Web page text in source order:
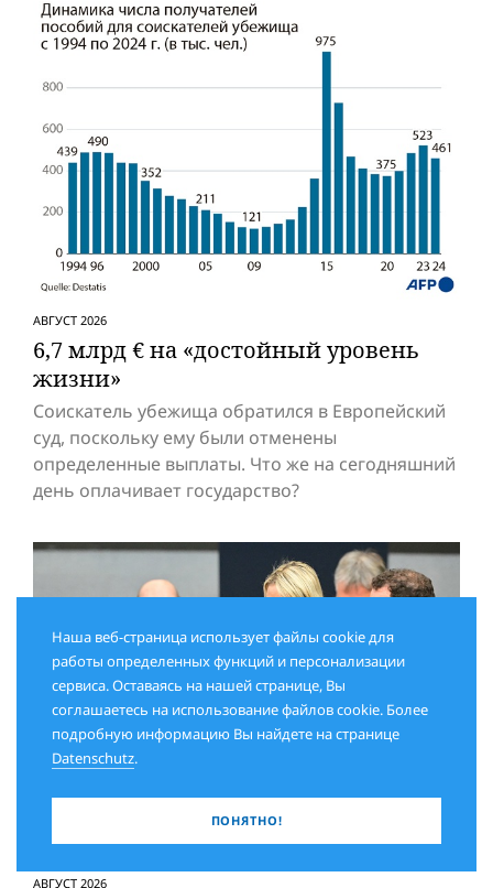
АВГУСТ 2026
6,7 млрд € на «достойный уровень
жизни»
Соискатель убежища обратился в Европейский
суд, поскольку ему были отменены
определенные выплаты. Что же на сегодняшний
день оплачивает государство?
АВГУСТ 2026
Наша веб-страница использует файлы cookie для
работы определенных функций и персонализации
сервиса. Оставаясь на нашей странице, Вы
соглашаетесь на использование файлов cookie. Более
подробную информацию Вы найдете на странице
Datenschutz.
ПОНЯТНО!